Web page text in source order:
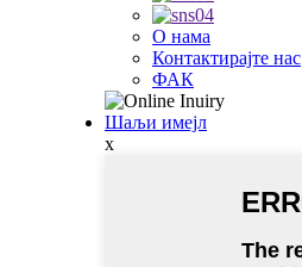
О нама
Контактирајте нас
ФАК
Шаљи имејл
x